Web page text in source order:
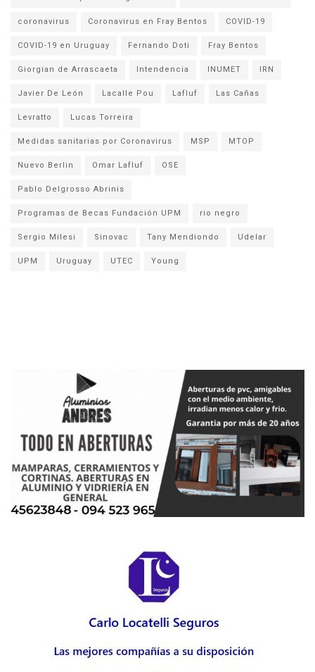
coronavirus Coronavirus en Fray Bentos COVID-19
COVID-19 en Uruguay Fernando Doti Fray Bentos
Giorgian de Arrascaeta Intendencia INUMET IRN
Javier De León Lacalle Pou Lafluf Las Cañas
Levratto Lucas Torreira
Medidas sanitarias por Coronavirus MSP MTOP
Nuevo Berlin Omar Lafluf OSE
Pablo Delgrosso Abrinis
Programas de Becas Fundación UPM rio negro
Sergio Milesi Sinovac Tany Mendiondo Udelar
UPM Uruguay UTEC Young